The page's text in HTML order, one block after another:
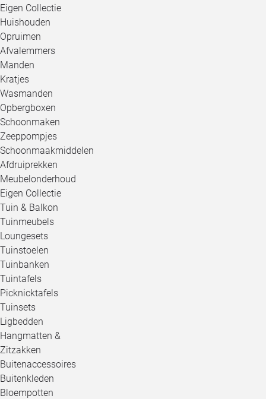
Eigen Collectie
Huishouden
Opruimen
Afvalemmers
Manden
Kratjes
Wasmanden
Opbergboxen
Schoonmaken
Zeeppompjes
Schoonmaakmiddelen
Afdruiprekken
Meubelonderhoud
Eigen Collectie
Tuin & Balkon
Tuinmeubels
Loungesets
Tuinstoelen
Tuinbanken
Tuintafels
Picknicktafels
Tuinsets
Ligbedden
Hangmatten &
Zitzakken
Buitenaccessoires
Buitenkleden
Bloempotten